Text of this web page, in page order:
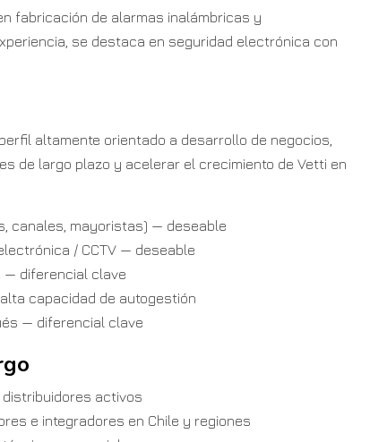
fabricación de alarmas inalámbricas y
se destaca en seguridad electrónica con
altamente orientado a desarrollo de negocios,
de largo plazo y acelerar el crecimiento de Vetti en
canales, mayoristas) — deseable
/ CCTV — deseable
— diferencial clave
capacidad de autogestión
— diferencial clave
activos
e integradores en Chile y regiones